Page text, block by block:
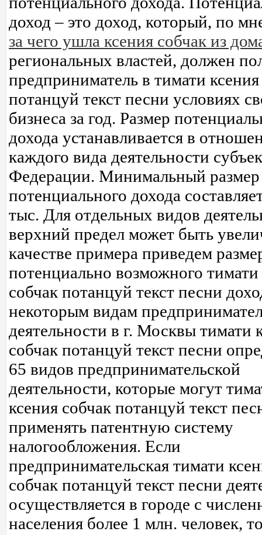
доход – это доход, который, по
за чего ушла ксения собчак из
региональных властей, должен
предприниматель в тимати
потанцуй текст песни условиях
бизнеса за год. Размер
дохода устанавливается в
каждого вида деятельности
Федерации. Минимальный размер
потенциального дохода
тыс. Для отдельных видов
верхний предел может быть
качестве примера приведем
потенциально возможного тимати
собчак потанцуй текст песни
некоторым видам
деятельности в г. Москвы тимати
собчак потанцуй текст песни
65 видов предпринимательской
деятельности, которые могут
ксения собчак потанцуй текст
применять патентную систему
налогообложения. Если
предпринимательская тимати
собчак потанцуй текст песни
осуществляется в городе с
населения более 1 млн. человек,